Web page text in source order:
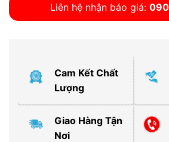
Liên hệ nhận báo giá:
Cam Kết Chất
Lượng
Giao Hàng Tận
Nơi